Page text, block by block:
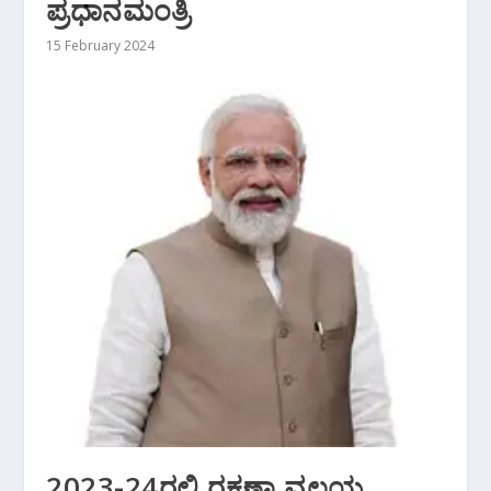
ಪ್ರಧಾನಮಂತ್ರಿ
15 February 2024